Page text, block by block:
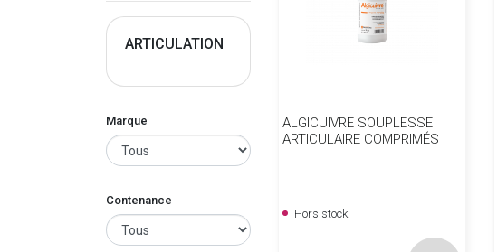
ARTICULATION
Marque
Contenance
ALGICUIVRE SOUPLESSE
ARTICULAIRE COMPRIMÉS
Hors stock